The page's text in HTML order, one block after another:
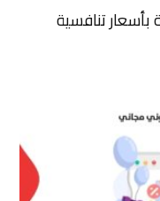
بأسعار تنافسية